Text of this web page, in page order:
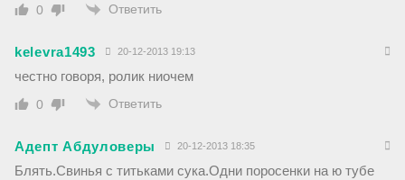
0 Ответить
kelevra1493 20-12-2013 19:13
честно говоря, ролик ниочем
0 Ответить
Адепт Абдуловеры 20-12-2013 18:35
Блять.Свинья с титьками сука.Одни поросенки на ю тубе